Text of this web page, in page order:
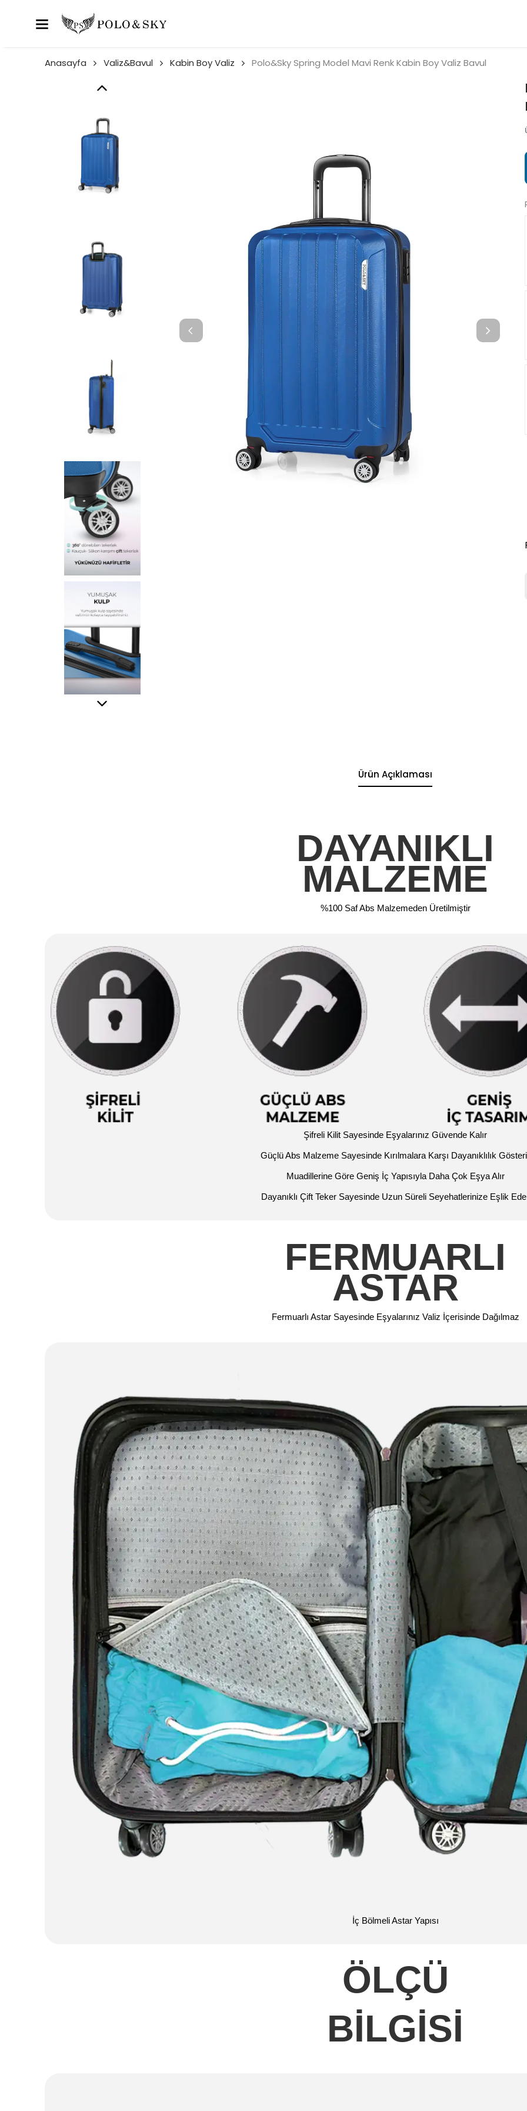
Anasayfa Valiz&Bavul Kabin Boy Valiz Polo&Sky Spring Model Mavi Renk Kabin Boy Valiz Bavul
Ürün Açıklaması
DAYANIKLI
MALZEME
%100 Saf Abs Malzemeden Üretilmiştir
Şifreli Kilit Sayesinde Eşyalarınız Güvende Kalır
Güçlü Abs Malzeme Sayesinde Kırılmalara Karşı Dayanıklılık
Muadillerine Göre Geniş İç Yapısıyla Daha Çok Eşya Alır
Dayanıklı Çift Teker Sayesinde Uzun Süreli Seyehatlerinize Eşlik
FERMUARLI
ASTAR
Fermuarlı Astar Sayesinde Eşyalarınız Valiz İçerisinde Dağılmaz
İç Bölmeli Astar Yapısı
ÖLÇÜ
BİLGİSİ